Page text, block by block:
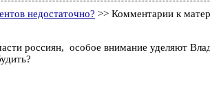
недостаточно? >> Комментарии к
россиян, особое внимание уделяют